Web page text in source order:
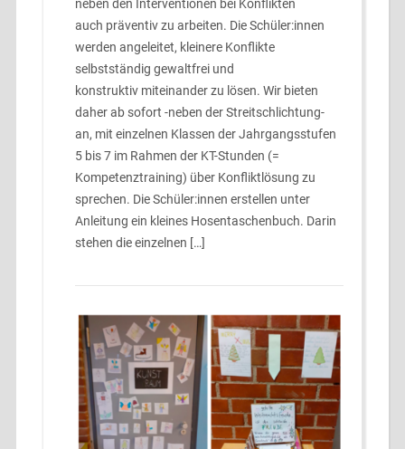
neben den Interventionen bei Konflikten
auch präventiv zu arbeiten. Die Schüler:innen
werden angeleitet, kleinere Konflikte
selbstständig gewaltfrei und
konstruktiv miteinander zu lösen. Wir bieten
daher ab sofort -neben der Streitschlichtung-
an, mit einzelnen Klassen der Jahrgangsstufen
5 bis 7 im Rahmen der KT-Stunden (=
Kompetenztraining) über Konfliktlösung zu
sprechen. Die Schüler:innen erstellen unter
Anleitung ein kleines Hosentaschenbuch. Darin
stehen die einzelnen […]